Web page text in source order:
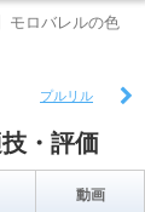
モロバレルの色
プルリル
・評価
動画